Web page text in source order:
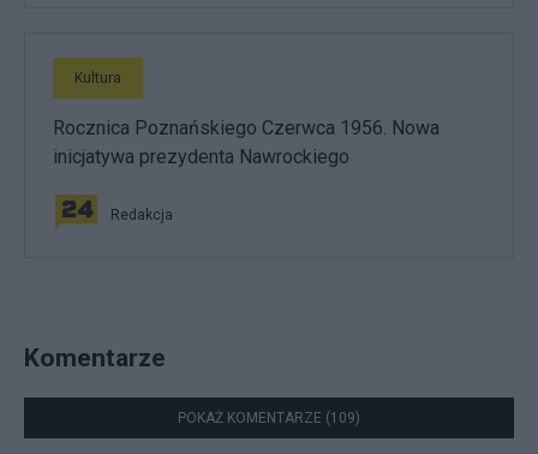
Kultura
Rocznica Poznańskiego Czerwca 1956. Nowa
inicjatywa prezydenta Nawrockiego
Redakcja
Komentarze
POKAŻ KOMENTARZE (109)